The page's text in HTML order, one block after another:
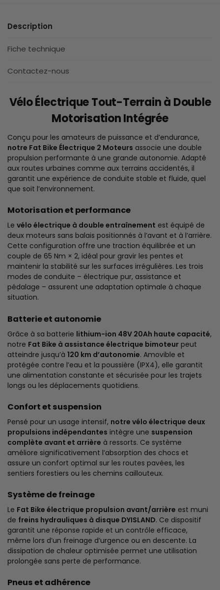
Description
Fiche technique
Contactez-nous
Vélo Électrique Tout-Terrain à Double
Motorisation Intégrée
Conçu pour les amateurs de puissance et d’endurance,
notre Fat Bike Électrique 2 Moteurs associe une double
propulsion performante à une grande autonomie. Adapté
aux routes urbaines comme aux terrains accidentés, il
garantit une expérience de conduite stable et fluide, quel
que soit l’environnement.
Motorisation et performance
Le vélo électrique à double entraînement est équipé de
deux moteurs sans balais positionnés à l’avant et à l’arrière.
Cette configuration offre une traction équilibrée et un
couple de 65 Nm × 2, idéal pour gravir les pentes et
maintenir la stabilité sur les surfaces irrégulières. Les trois
modes de conduite – électrique pur, assistance et
pédalage – assurent une adaptation optimale à chaque
situation.
Batterie et autonomie
Grâce à sa batterie lithium-ion 48V 20Ah haute capacité,
notre Fat Bike à assistance électrique bimoteur peut
atteindre jusqu’à 120 km d’autonomie. Amovible et
protégée contre l’eau et la poussière (IPX4), elle garantit
une alimentation constante et sécurisée pour les trajets
longs ou les déplacements quotidiens.
Confort et suspension
Pensé pour un usage intensif, notre vélo électrique deux
propulsions indépendantes intègre une suspension
complète avant et arrière à ressorts. Ce système
améliore significativement l’absorption des chocs et
assure un confort optimal sur les routes pavées, les
sentiers forestiers ou les chemins caillouteux.
Système de freinage
Le Fat Bike électrique propulsion avant/arrière est muni
de freins hydrauliques à disque DYISLAND. Ce dispositif
garantit une réponse rapide et un contrôle efficace,
même lors d’un freinage d’urgence ou en descente. La
dissipation de chaleur optimisée permet une utilisation
prolongée sans perte de performance.
Pneus et adhérence